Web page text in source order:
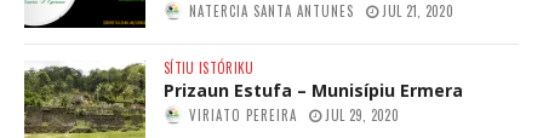
NATERCIA SANTA ANTUNES JUL 21, 2020
SÍTIU ISTÓRIKU
Prizaun Estufa – Munisípiu Ermera
VIRIATO PEREIRA JUL 29, 2020